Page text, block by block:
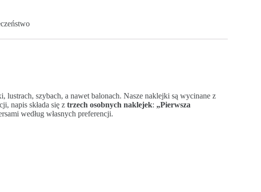
lustrach, szybach, a nawet balonach. Nasze naklejki są wycinane z
napis składa się ztrzech osobnych naklejek: „Pierwsza
według własnych preferencji.